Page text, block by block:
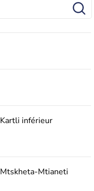
Kartli inférieur
Mtskheta-Mtianeti